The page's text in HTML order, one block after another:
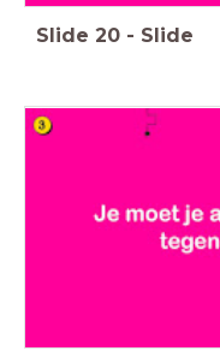
Slide 20 - Slide